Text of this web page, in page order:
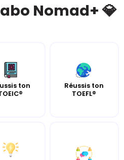
Nomad+ 💎
ton
Réussis ton
TOEFL®